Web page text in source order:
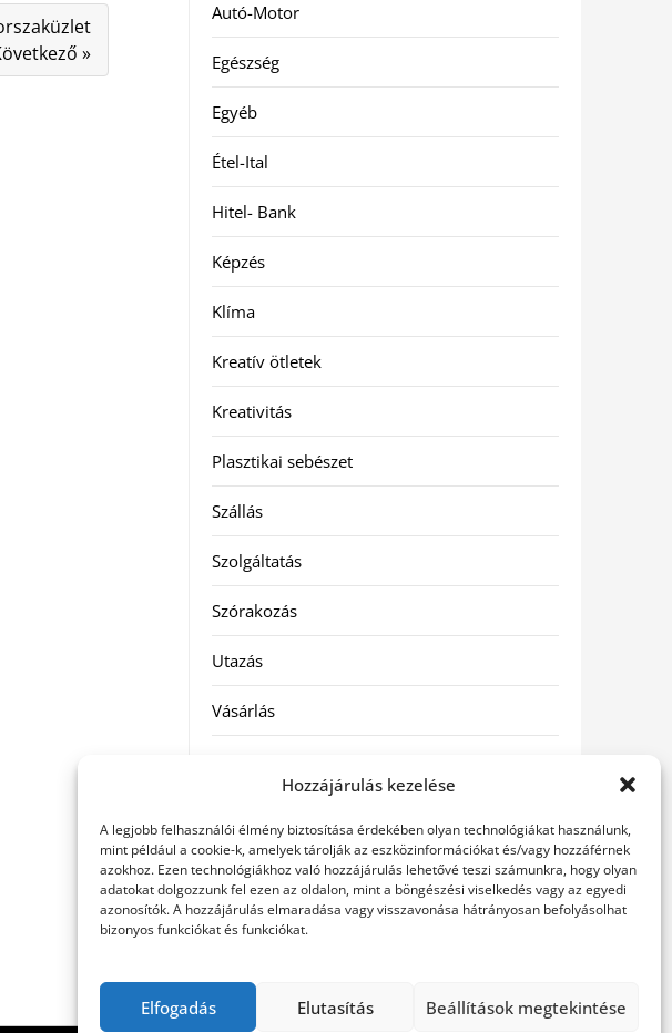
Hozzájárulás kezelése
A legjobb felhasználói élmény biztosítása érdekében olyan technológiákat használunk,
mint például a cookie-k, amelyek tárolják az eszközinformációkat és/vagy hozzáférnek
azokhoz. Ezen technológiákhoz való hozzájárulás lehetővé teszi számunkra, hogy olyan
adatokat dolgozzunk fel ezen az oldalon, mint a böngészési viselkedés vagy az egyedi
azonosítók. A hozzájárulás elmaradása vagy visszavonása hátrányosan befolyásolhat
bizonyos funkciókat és funkciókat.
Elfogadás Elutasítás Beállítások megtekintése
»
Autó-Motor
Egészség
Egyéb
Étel-Ital
Hitel- Bank
Képzés
Klíma
Kreatív ötletek
Kreativitás
Plasztikai sebészet
Szállás
Szolgáltatás
Szórakozás
Utazás
Vásárlás
Címkék
hátfájás kezelése